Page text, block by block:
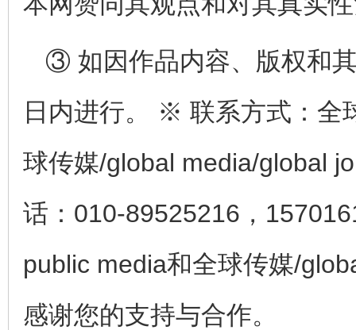
③ 如因作品内容、版权和
日内进行。 ※ 联系方式：全
球传媒/global media/global
话：010-89525216，
public media和全球传媒/
感谢您的支持与合作。